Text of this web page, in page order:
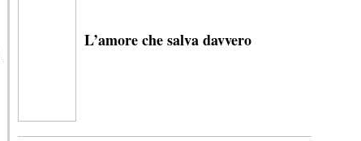
L’amore che salva davvero